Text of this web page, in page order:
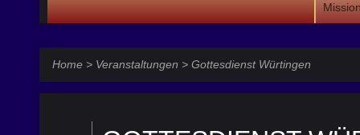
Home > Veranstaltungen > Gottesdienst Würtingen